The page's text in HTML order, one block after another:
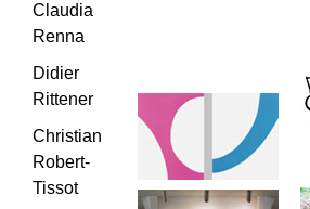
Claudia
Renna
Didier
Rittener
Christian
Robert-
Tissot